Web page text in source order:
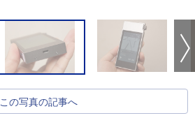
この写真の記事へ